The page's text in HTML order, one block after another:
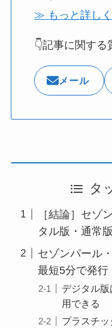
≫ もっと詳しく
👇記事に関す
メール
タ
［結論］セゾ
タル版・通常
セゾンパール
最短5分で発行
デジタル
用できる
プラスチ